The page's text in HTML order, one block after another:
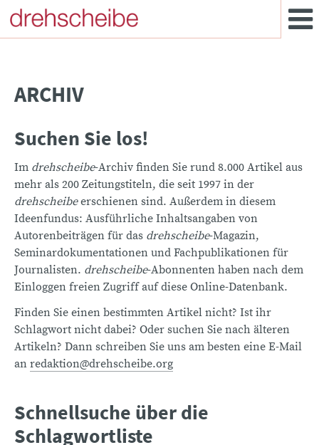
ARCHIV
Suchen Sie los!
Im drehscheibe-Archiv finden Sie rund 8.000 Artikel aus
mehr als 200 Zeitungstiteln, die seit 1997 in der
drehscheibeerschienen sind. Außerdem in diesem
Ideenfundus: Ausführliche Inhaltsangaben von
Autorenbeiträgen für das drehscheibe-Magazin,
Seminardokumentationen und Fachpublikationen für
Journalisten. drehscheibe-Abonnenten haben nach dem
Einloggen freien Zugriff auf diese Online-Datenbank.
Finden Sie einen bestimmten Artikel nicht? Ist ihr
Schlagwort nicht dabei? Oder suchen Sie nach älteren
Artikeln? Dann schreiben Sie uns am besten eine E-Mail
an redaktion@drehscheibe.org
Schnellsuche über die
Schlagwortliste